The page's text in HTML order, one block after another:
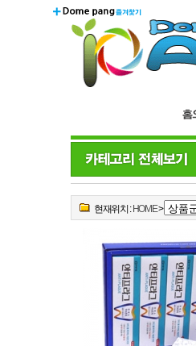
현재위치 : HOME>